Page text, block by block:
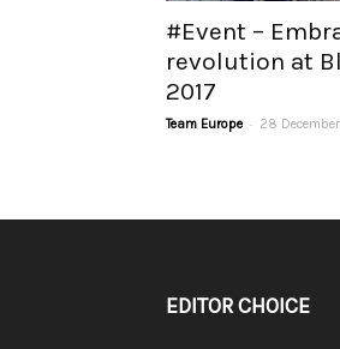
#Event –
revolution at
2017
Team Europe - 28
EDITOR CHOICE